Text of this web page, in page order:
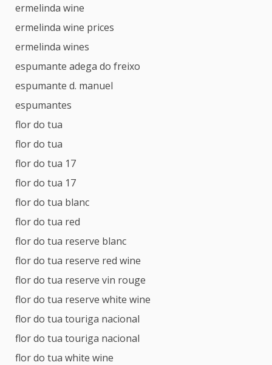
ermelinda wine
ermelinda wine prices
ermelinda wines
espumante adega do freixo
espumante d. manuel
espumantes
flor do tua
flor do tua
flor do tua 17
flor do tua 17
flor do tua blanc
flor do tua red
flor do tua reserve blanc
flor do tua reserve red wine
flor do tua reserve vin rouge
flor do tua reserve white wine
flor do tua touriga nacional
flor do tua touriga nacional
flor do tua white wine